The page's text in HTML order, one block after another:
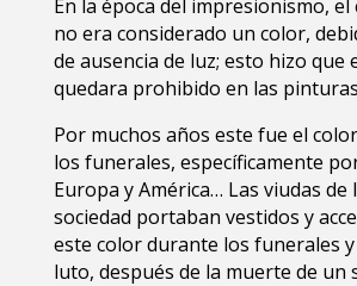
En la época del impresionismo,
no era considerado un color,
de ausencia de luz; esto hizo que
quedara prohibido en las
Por muchos años este fue el
los funerales, específicamente
Europa y América… Las viudas de
sociedad portaban vestidos y
este color durante los funerales
luto, después de la muerte de un